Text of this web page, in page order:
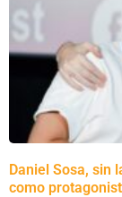
Daniel Sosa, sin
como